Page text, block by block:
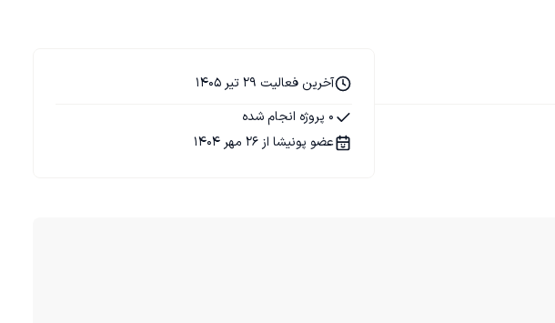
آخرین فعالیت 29 تیر 1405
0 پروژه انجام شده
عضو پونیشا از 26 مهر 1404